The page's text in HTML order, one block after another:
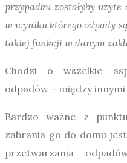
przypadku zostałyby
w wyniku którego odpady
takiej funkcji w danym
Chodzi o wszelkie
odpadów – między
Bardzo ważne z
zabrania go do domu
przetwarzania